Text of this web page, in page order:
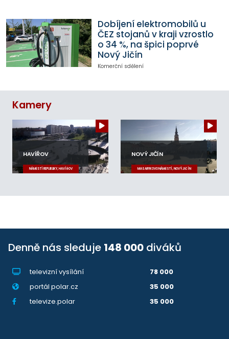
Dobíjení elektromobilů u
ČEZ stojanů v kraji vzrostlo
o 34 %, na špici poprvé
Nový Jičín
Komerční sdělení
Kamery
HAVÍŘOV
NÁMĚSTÍ REPUBLIKY, HAVÍŘOV
NOVÝ JIČÍN
MASARYKOVO NÁMĚSTÍ, NOVÝ JIČÍN
Denně nás sleduje 148 000 diváků
televizní vysílání
78 000
portál polar.cz
35 000
televize.polar
35 000